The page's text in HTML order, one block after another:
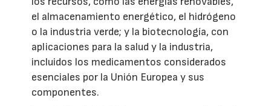
el almacenamiento energético, el hidrógeno
o la industria verde; y la biotecnología, con
aplicaciones para la salud y la industria,
incluidos los medicamentos considerados
esenciales por la Unión Europea y sus
componentes.